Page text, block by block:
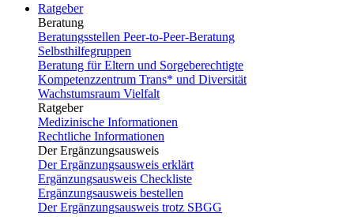
Ratgeber
Beratung
Beratungsstellen Peer-to-Peer-Beratung
Selbsthilfegruppen
Beratung für Eltern und Sorgeberechtigte
Kompetenzzentrum Trans* und Diversität
Wachstumsraum Vielfalt
Ratgeber
Medizinische Informationen
Rechtliche Informationen
Der Ergänzungsausweis
Der Ergänzungsausweis erklärt
Ergänzungsausweis Checkliste
Ergänzungsausweis bestellen
Der Ergänzungsausweis trotz SBGG